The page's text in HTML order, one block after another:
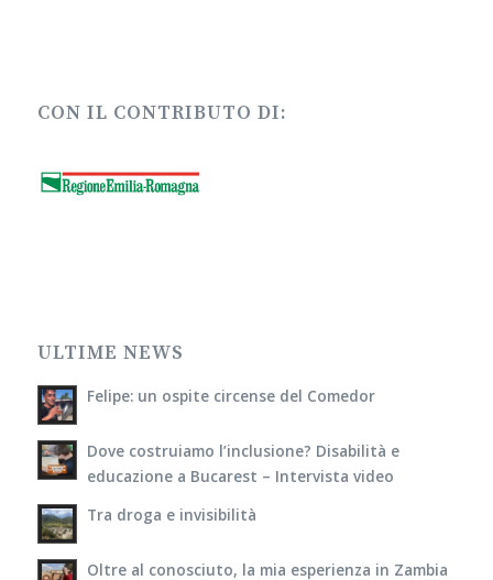
CON IL CONTRIBUTO DI:
ULTIME NEWS
Felipe: un ospite circense del Comedor
Dove costruiamo l’inclusione? Disabilità e
educazione a Bucarest – Intervista video
Tra droga e invisibilità
Oltre al conosciuto, la mia esperienza in Zambia